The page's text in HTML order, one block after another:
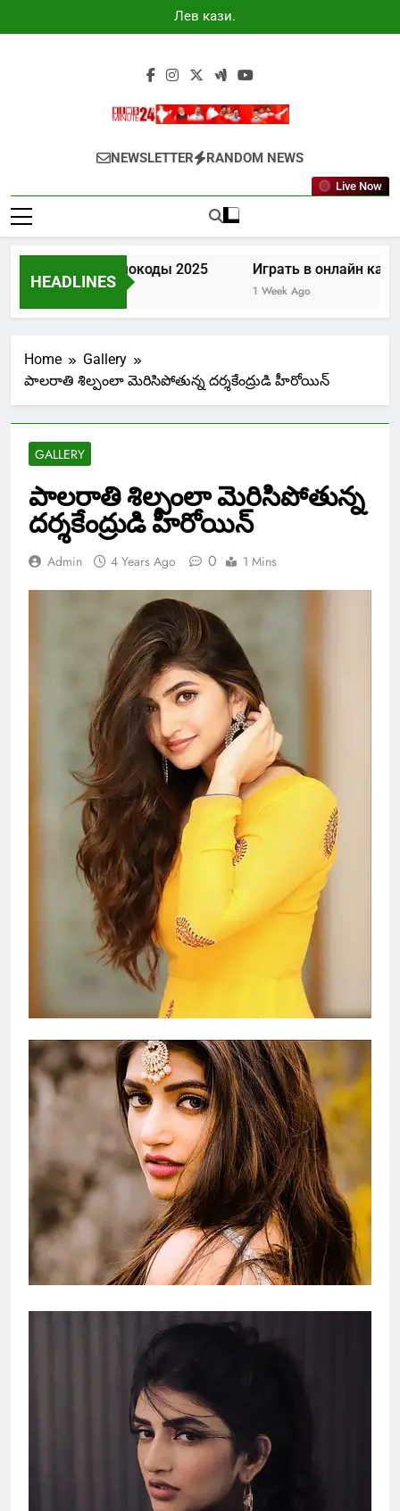
to
Лев казино
промокоды
Newsminute24
Get All Updated Telugu News
NEWSLETTER RANDOM NEWS
Live Now
HEADLINES
промокоды 2025 Играть в онлайн казино Лев
1 Week Ago
Home
Gallery
పాలరాతి శిల్పంలా మెరిసిపోతున్న దర్శకేంద్రుడి హీరోయిన్
GALLERY
పాలరాతి శిల్పంలా మెరిసిపోతున్న
దర్శకేంద్రుడి హీరోయిన్
Admin 4 Years Ago 0 1 Mins